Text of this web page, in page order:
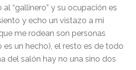
“gallinero” y su ocupación es
y echo un vistazo a mi
me rodean son personas
es un hecho), el resto es de todo
del salón hay no una sino dos